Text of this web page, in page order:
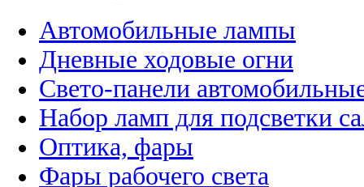
Автомобильные лампы
Дневные ходовые огни
Свето-панели
Набор ламп для подсветки
Оптика, фары
Фары рабочего света